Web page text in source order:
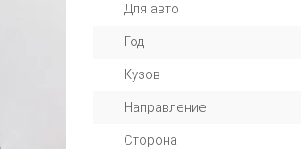
Для авто
Год
Кузов
Направление
Сторона